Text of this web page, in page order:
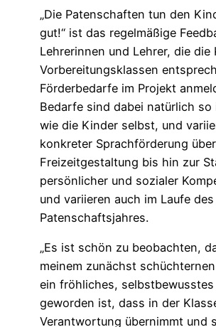
„Die Patenschaften tun den
gut!“ ist das regelmäßige
Lehrerinnen und Lehrer, die die
Vorbereitungsklassen
Förderbedarfe im Projekt
Bedarfe sind dabei natürlich so
wie die Kinder selbst, und
konkreter Sprachförderung über
Freizeitgestaltung bis hin zur
persönlicher und sozialer
und variieren auch im Laufe des
Patenschaftsjahres.
„Es ist schön zu beobachten,
meinem zunächst
ein fröhliches,
geworden ist, dass in der
Verantwortung übernimmt und